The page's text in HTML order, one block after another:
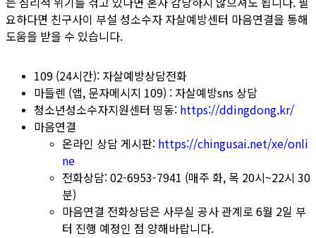
요하다면 친구사이 부설 성소수자 자살예방센터 마음연결을 통해
도움을 받을 수 있습니다.
109 (24시간): 자살예방상담전화
마들렌 (앱, 문자메시지 109) : 자살예방sns 상담
청소년성소수자지원센터 띵동: https://ddingdong.kr/
마음연결
온라인 상담 게시판: https://chingusai.net/xe/onli
ne
전화상담: 02-6953-7941 (매주 화, 목 20시~22시 30
분)
마음연결 전화상담은 사무실 공사 관계로 6월 2일 부
터 진행 예정인 점 양해바랍니다.